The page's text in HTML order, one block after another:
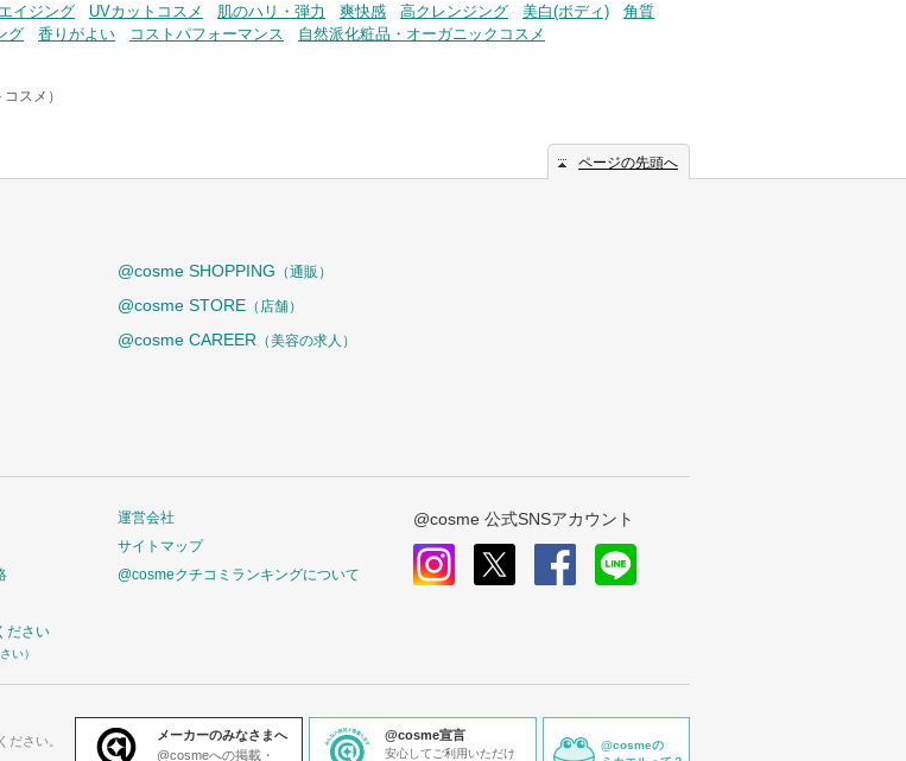
イジング UVカットコスメ 肌のハリ・弾力 爽快感 高クレンジング 美白(ボディ)
角質
グ 香りがよい コストパフォーマンス 自然派化粧品・オーガニックコスメ
スメ）
ページの先頭へ
@cosme SHOPPING （通販）
@cosme STORE （店舗）
@cosme CAREER （美容の求人）
ださい
い）
運営会社
サイトマップ
@cosmeクチコミランキングについて
@cosme 公式SNSアカウント
ださい。
メーカーのみなさまへ
@cosmeへの掲載・
@cosme宣言
安心してご利用いただけ
@cosmeの